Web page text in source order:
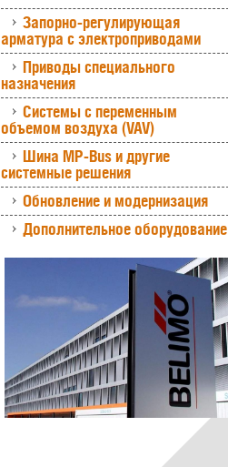
Запорно-регулирующая
арматура с электроприводами
Приводы специального
назначения
Системы с переменным
объемом воздуха (VAV)
Шина MP-Bus и другие
системные решения
Обновление и модернизация
Дополнительное оборудование